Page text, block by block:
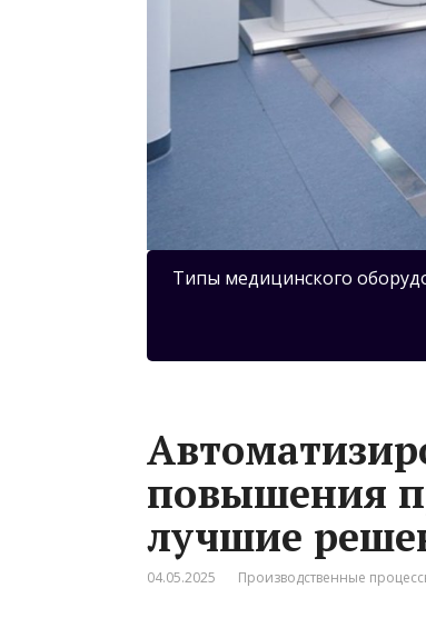
Типы медицинского
повышения
лучшие
04.05.2025 Производственные